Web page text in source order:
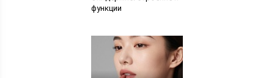
функции